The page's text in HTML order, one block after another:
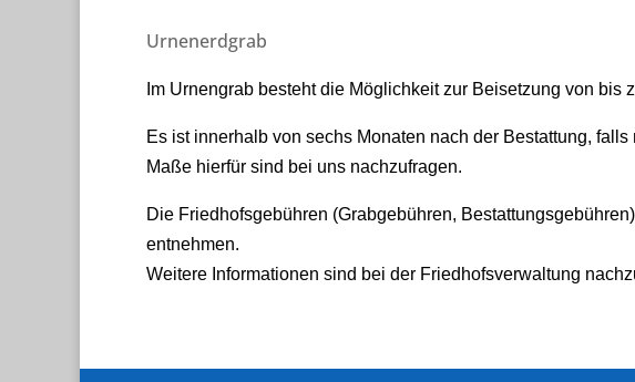
Urnenerdgrab
Im Urnengrab besteht die Möglichkeit zur Beisetzung von
Es ist innerhalb von sechs Monaten nach der Bestattung,
Maße hierfür sind bei uns nachzufragen.
Die Friedhofsgebühren (Grabgebühren,
entnehmen.
Weitere Informationen sind bei der Friedhofsverwaltung